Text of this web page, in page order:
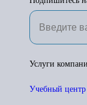
Услуги
Учебный центр